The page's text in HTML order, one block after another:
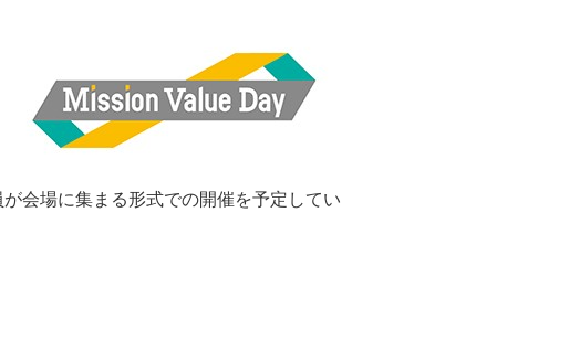
会場に集まる形式での開催を予定してい